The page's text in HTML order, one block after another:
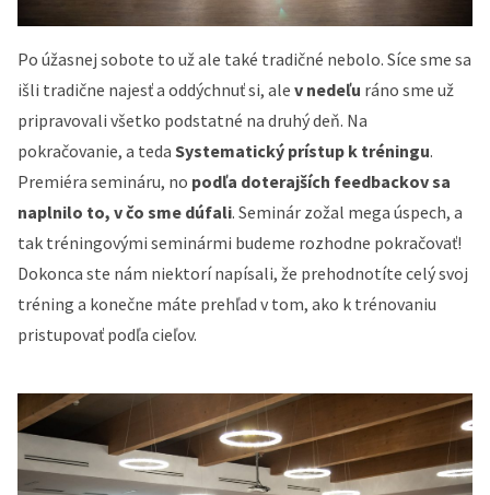
Po úžasnej sobote to už ale také tradičné nebolo. Síce sme sa
išli tradične najesť a oddýchnuť si, ale v nedeľu ráno sme už
pripravovali všetko podstatné na druhý deň. Na
pokračovanie, a teda Systematický prístup k tréningu.
Premiéra semináru, no podľa doterajších feedbackov sa
naplnilo to, v čo sme dúfali. Seminár zožal mega úspech, a
tak tréningovými seminármi budeme rozhodne pokračovať!
Dokonca ste nám niektorí napísali, že prehodnotíte celý svoj
tréning a konečne máte prehľad v tom, ako k trénovaniu
pristupovať podľa cieľov.